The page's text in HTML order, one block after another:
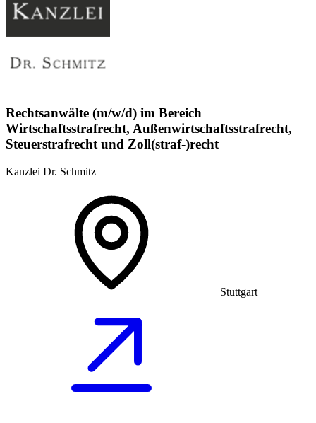
Rechtsanwälte (m/w/d) im Bereich
Wirtschaftsstrafrecht, Außenwirtschaftsstrafrecht,
Steuerstrafrecht und Zoll(straf-)recht
Kanzlei Dr. Schmitz
Stuttgart